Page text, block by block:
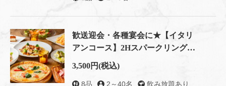
歓送迎会・各種宴会に★【イタリ
アンコース】2Hスパークリングワ
イン含飲み放題付 全8品
3,500円(税込)
8品 2～40名 飲み放題あり